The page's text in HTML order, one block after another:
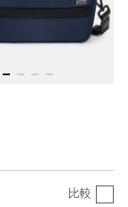
比較